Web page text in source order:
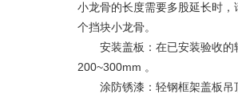
小龙骨的长度需要多股延长时
个挡块小龙骨。
安装盖板：在已安装验收的轻
200~300mm 。
涂防锈漆：轻钢框架盖板吊顶